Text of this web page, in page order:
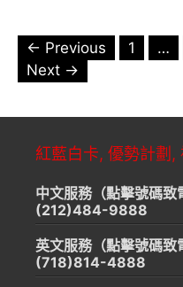
← Previous Page
1 …
Next →
紅藍白卡, 優勢計劃,
中文服務（點擊號碼致
(212)484-9888
英文服務（點擊號碼致
(718)814-4888